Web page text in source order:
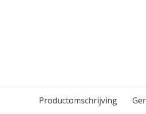
Productomschrijving